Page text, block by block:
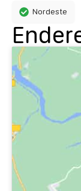
Nordeste